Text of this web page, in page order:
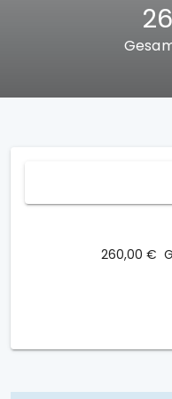
260,00 €